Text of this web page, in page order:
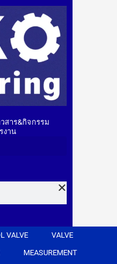
สาร&กิจกรรม
งาน
VALVE
VALVE
MEASUREMENT